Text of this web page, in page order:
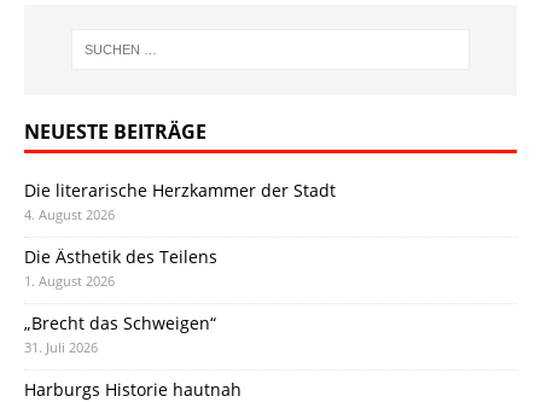
NEUESTE BEITRÄGE
Die literarische Herzkammer der Stadt
4. August 2026
Die Ästhetik des Teilens
1. August 2026
„Brecht das Schweigen“
31. Juli 2026
Harburgs Historie hautnah